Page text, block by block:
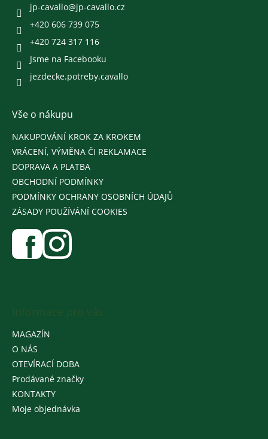
jp-cavallo@jp-cavallo.cz
+420 606 739 075
+420 724 317 116
Jsme na Facebooku
jezdecke.potreby.cavallo
Vše o nákupu
NAKUPOVÁNÍ KROK ZA KROKEM
VRÁCENÍ, VÝMĚNA ČI REKLAMACE
DOPRAVA A PLATBA
OBCHODNÍ PODMÍNKY
PODMÍNKY OCHRANY OSOBNÍCH ÚDAJŮ
ZÁSADY POUŽÍVÁNÍ COOKIES
MAGAZÍN
O NÁS
OTEVÍRACÍ DOBA
Prodávané značky
KONTAKTY
Moje objednávka